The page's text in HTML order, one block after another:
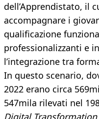
dell’Apprendistato, il
accompagnare i
qualificazione
professionalizzanti e
l’integrazione tra
In questo scenario,
2022 erano circa
547mila rilevati nel
Digital Transformation